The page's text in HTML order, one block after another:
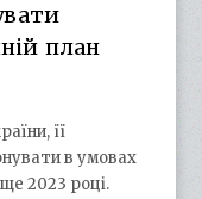
план
її
в умовах
2023 році.